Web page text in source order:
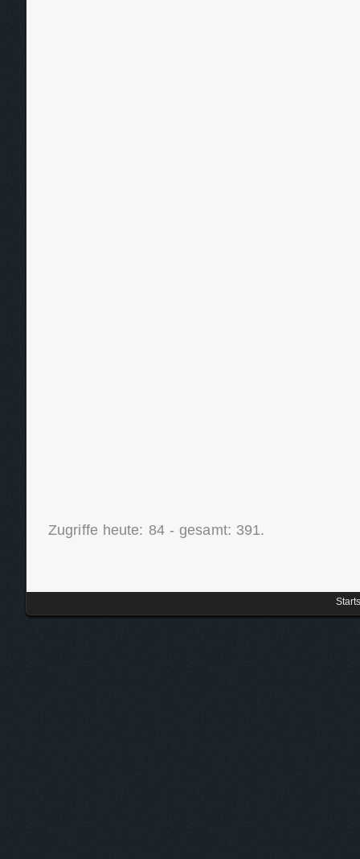
Zugriffe heute: 84 - gesamt: 391.